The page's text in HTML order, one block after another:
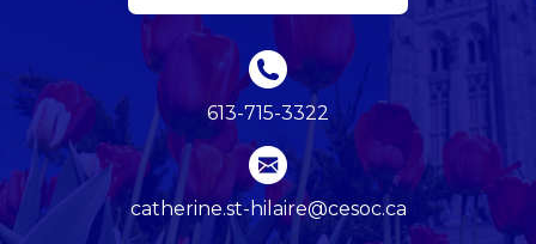
613-715-3322
catherine.st-hilaire@cesoc.ca